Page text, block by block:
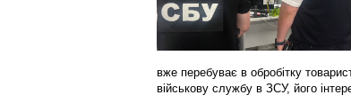
вже перебуває в обробітку
військову службу в ЗСУ, його